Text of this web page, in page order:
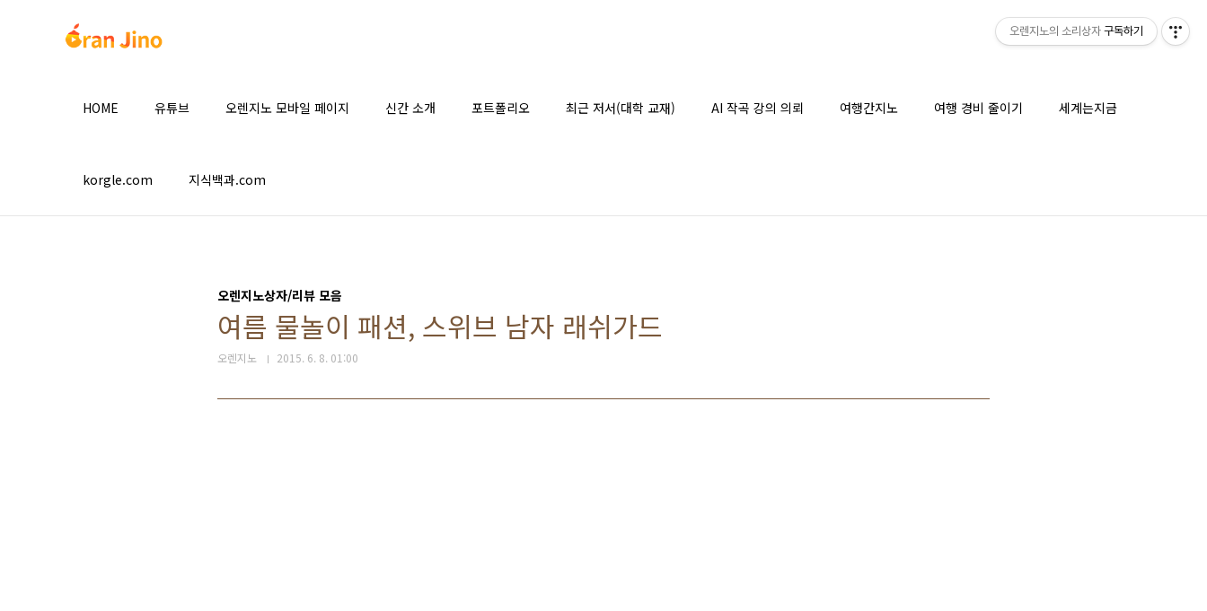
HOME 유튜브 오렌지노 모바일 페이지 신간 소개 포트폴리오 최근 저서(대학 교재) AI 작곡 강의 의뢰 여행간지노 여행 경비 줄이기 세계는지금
korgle.com 지식백과.com
오렌지노상자/리뷰 모음
여름 물놀이 패션, 스위브 남자 래쉬가드
오렌지노 2015. 6. 8. 01:00
오렌지노의 소리상자 구독하기